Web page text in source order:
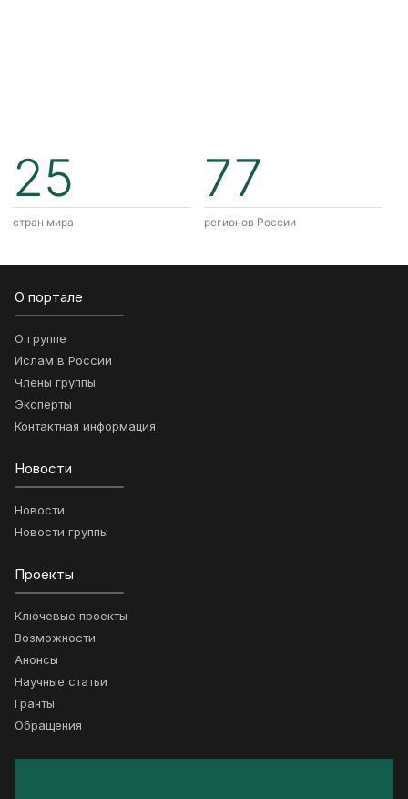
25
стран мира
77
регионов России
О портале
О группе
Ислам в России
Члены группы
Эксперты
Контактная информация
Новости
Новости
Новости группы
Проекты
Ключевые проекты
Возможности
Анонсы
Научные статьи
Гранты
Обращения